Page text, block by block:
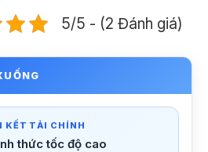
5/5 - (2 Đánh giá)
KẾT TẢI CHÍNH
thức tốc độ cao